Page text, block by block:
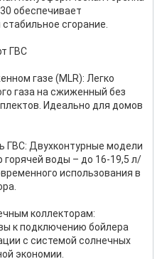
обеспечивает
сгорание.
ГВС
газе (MLR): Легко
газа на сжиженный без
Идеально для домов
ГВС: Двухконтурные модели
воды – до 16-19,5 л/
использования в
коллекторам:
к подключению бойлера
с системой солнечных
экономии.